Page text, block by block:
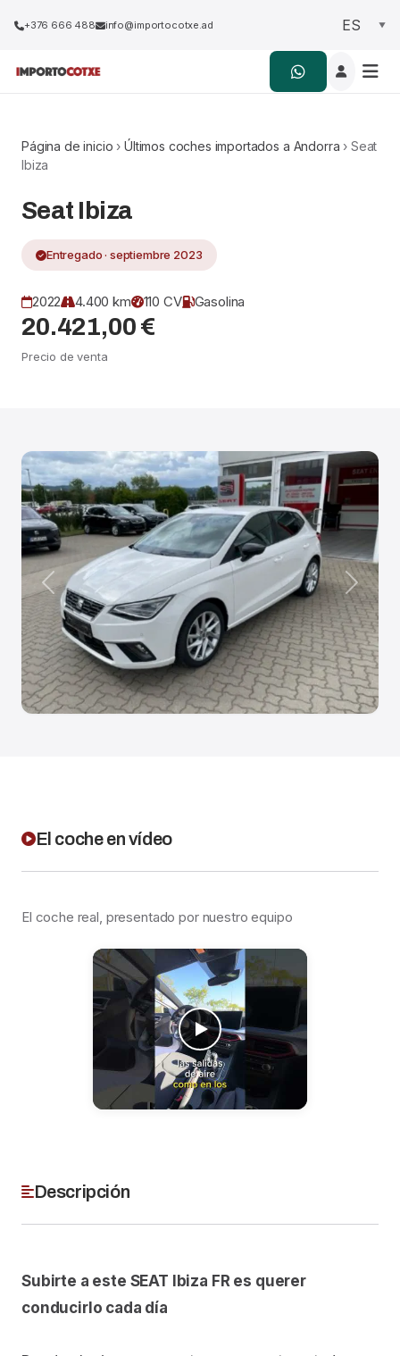
+376 666 488 info@importocotxe.ad
Página de inicio › Últimos coches importados a Andorra › Seat
Ibiza
Seat Ibiza
Entregado · septiembre 2023
2022 4.400 km 110 CV Gasolina
20.421,00 €
Precio de venta
Anterior
El coche en vídeo
El coche real, presentado por nuestro equipo
Descripción
Subirte a este SEAT Ibiza FR es querer
conducirlo cada día